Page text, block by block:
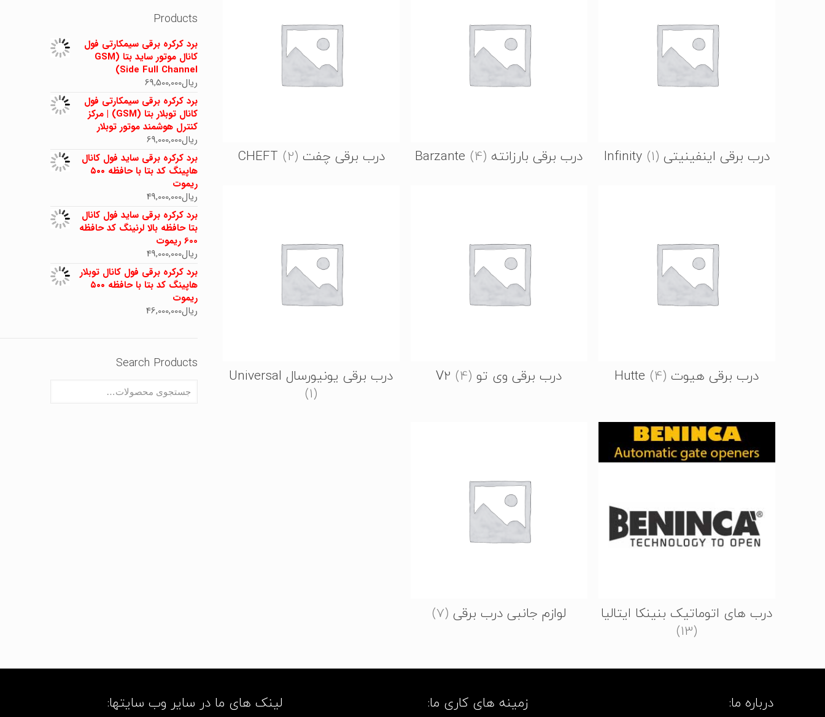
درب برقی اینفینیتی Infinity (1) درب برقی بارزانته Barzante (4) درب برقی چفت CHEFT (2)
درب برقی هیوت Hutte (4) درب برقی وی تو V2 (4)
درب برقی یونیورسال Universal
(1)
درب های اتوماتیک بنینکا ایتالیا
(13)
لوازم جانبی درب برقی (7)
Products
برد کرکره برقی سیمکارتی فول
کانال موتور ساید بتا (GSM
Side Full Channel)
ریال69,500,000
برد کرکره برقی سیمکارتی فول
کانال توبلار بتا (GSM) | مرکز
کنترل هوشمند موتور توبلار
ریال69,000,000
برد کرکره برقی ساید فول کانال
هاپینگ کد بتا با حافظه ۵۰۰
ریموت
ریال49,000,000
برد کرکره برقی ساید فول کانال
بتا حافظه بالا لرنینگ کد حافظه
600 ریموت
ریال49,000,000
برد کرکره برقی فول کانال توبلار
هاپینگ کد بتا با حافظه ۵۰۰
ریموت
ریال46,000,000
Search Products
درباره ما: زمینه های کاری ما: لینک های ما در سایر وب سایتها: